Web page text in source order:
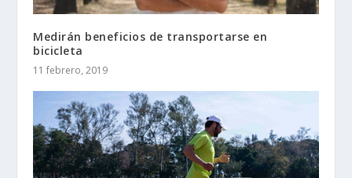
Medirán beneficios de transportarse en
bicicleta
11 febrero, 2019